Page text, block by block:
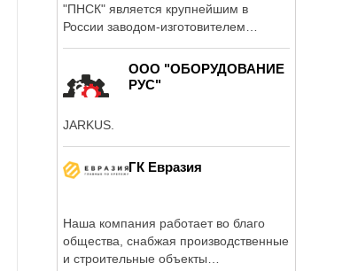
"ПНСК" является крупнейшим в
России заводом-изготовителем
ООО "ОБОРУДОВАНИЕ
РУС"
JARKUS.
ГК Евразия
Наша компания работает во благо
общества, снабжая производственные
и строительные объекты